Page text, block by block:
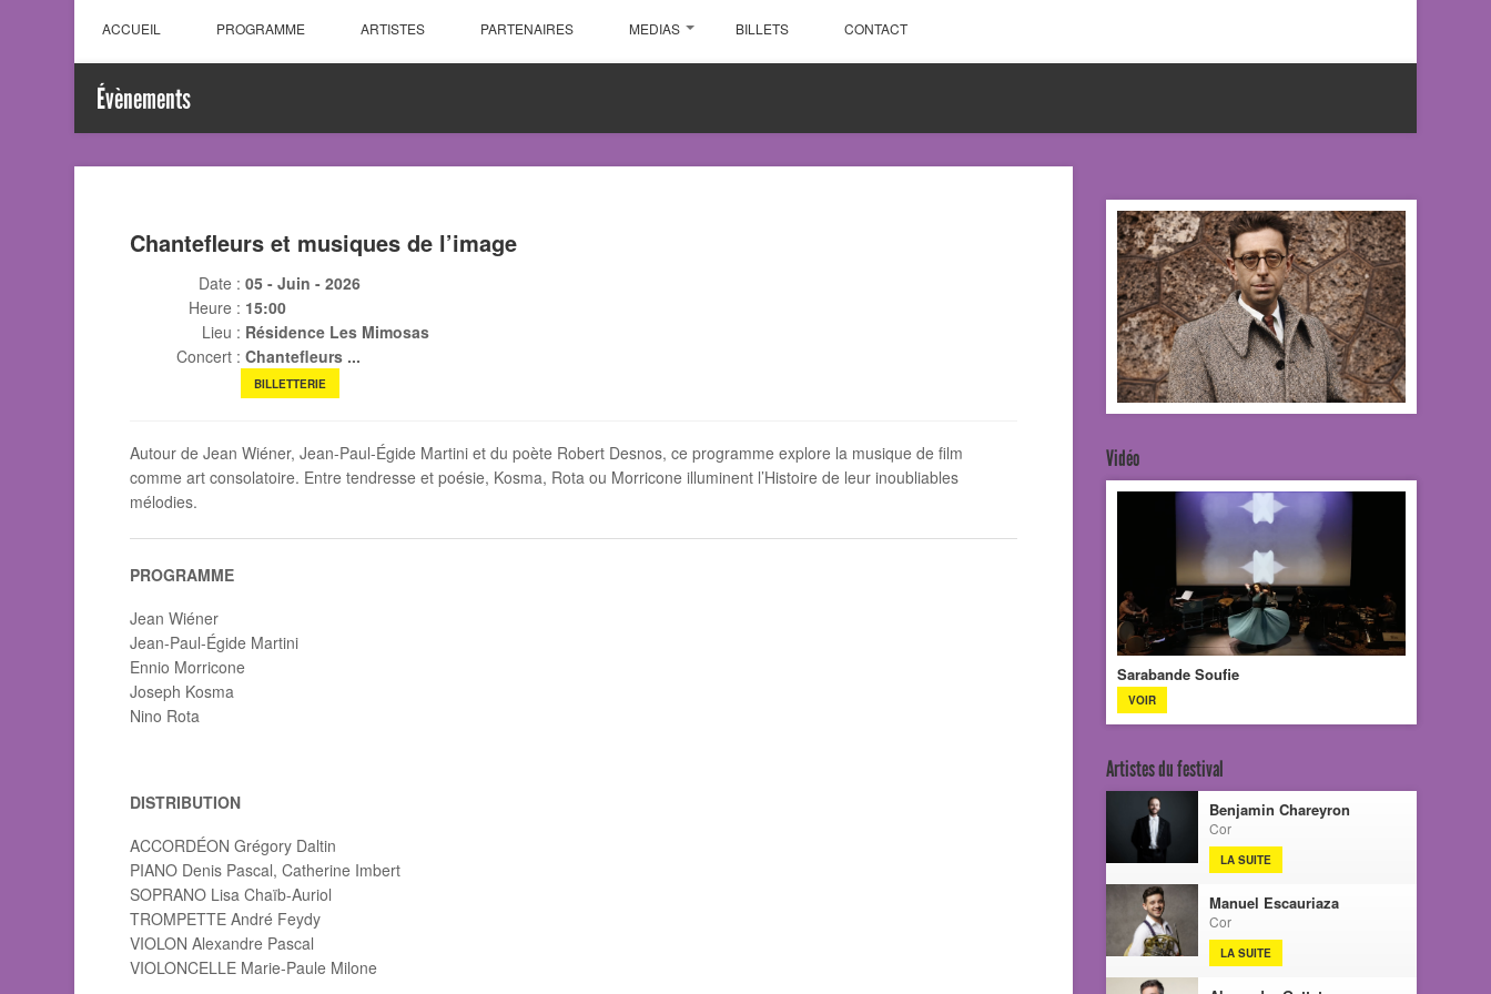
ACCUEIL PROGRAMME ARTISTES PARTENAIRES MEDIAS BILLETS CONTACT
Évènements
Chantefleurs et musiques de l’image
Date : 05 - Juin - 2026
Heure : 15:00
Lieu : Résidence Les Mimosas
Concert : Chantefleurs ...
BILLETTERIE
Autour de Jean Wiéner, Jean-Paul-Égide Martini et du poète Robert Desnos, ce programme explore la musique de film
comme art consolatoire. Entre tendresse et poésie, Kosma, Rota ou Morricone illuminent l’Histoire de leur inoubliables
mélodies.
PROGRAMME
Jean Wiéner
Jean-Paul-Égide Martini
Ennio Morricone
Joseph Kosma
Nino Rota
DISTRIBUTION
ACCORDÉON Grégory Daltin
PIANO Denis Pascal, Catherine Imbert
SOPRANO Lisa Chaïb-Auriol
TROMPETTE André Feydy
VIOLON Alexandre Pascal
VIOLONCELLE Marie-Paule Milone
Vidéo
Sarabande Soufie
VOIR
Artistes du festival
Benjamin Chareyron
Cor
LA SUITE
Manuel Escauriaza
Cor
LA SUITE